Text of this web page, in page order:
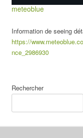
meteoblue
Information de seeing
https://
nce_2986930
Rechercher